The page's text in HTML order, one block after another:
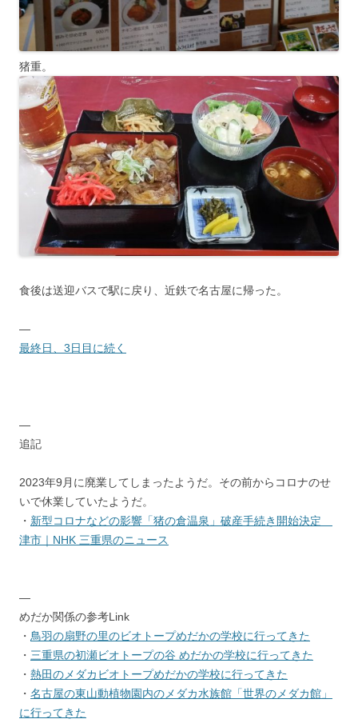
猪重。
食後は送迎バスで駅に戻り、近鉄で名古屋に帰った。
—
最終日、3日目に続く
—
追記
2023年9月に廃業してしまったようだ。その前からコロナのせ
いで休業していたようだ。
・ 新型コロナなどの影響「猪の倉温泉」破産手続き開始決定
津市｜NHK 三重県のニュース
—
めだか関係の参考Link
・ 鳥羽の扇野の里のビオトープめだかの学校に行ってきた
・ 三重県の初瀬ビオトープの谷 めだかの学校に行ってきた
・ 熱田のメダカビオトープめだかの学校に行ってきた
・ 名古屋の東山動植物園内のメダカ水族館「世界のメダカ館」
に行ってきた